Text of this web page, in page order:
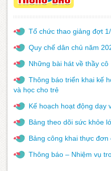
Tổ chức thao giảng đợt
Quy chế dân chủ năm
Những bài hát về thầy cô
Thông báo triển khai kế
và học cho trẻ
Kế hoạch hoạt động dạy
Bảng theo dõi sức khỏe
Bảng công khai thực đơn
Thông báo – Nhiệm vụ